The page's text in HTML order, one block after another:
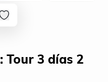
Tour 3 días 2